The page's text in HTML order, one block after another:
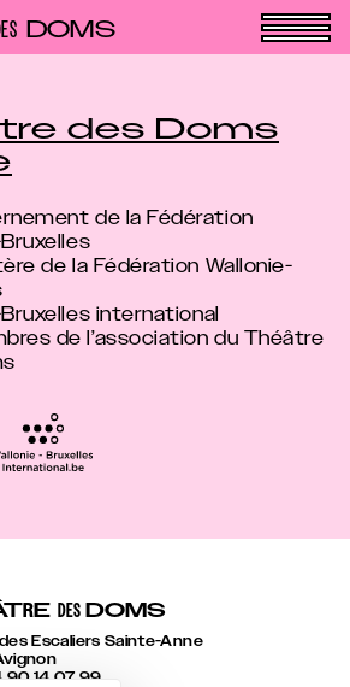
DOMS
des Doms
de la Fédération
de la Fédération Wallonie-
international
de l’association du Théâtre
RE DES DOMS
Escaliers Sainte-Anne
90 14 07 99
cookies